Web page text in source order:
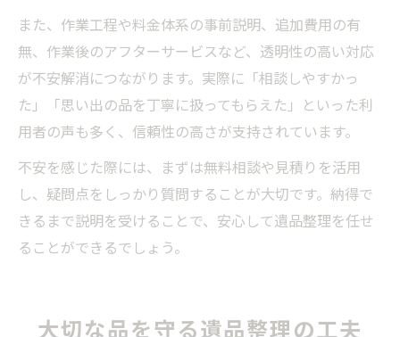
また、作業工程や料金体系の事前説明、追加費用の有
無、作業後のアフターサービスなど、透明性の高い対応
が不安解消につながります。実際に「相談しやすかっ
た」「思い出の品を丁寧に扱ってもらえた」といった利
用者の声も多く、信頼性の高さが支持されています。
不安を感じた際には、まずは無料相談や見積りを活用
し、疑問点をしっかり質問することが大切です。納得で
きるまで説明を受けることで、安心して遺品整理を任せ
ることができるでしょう。
大切な品を守る遺品整理の工夫